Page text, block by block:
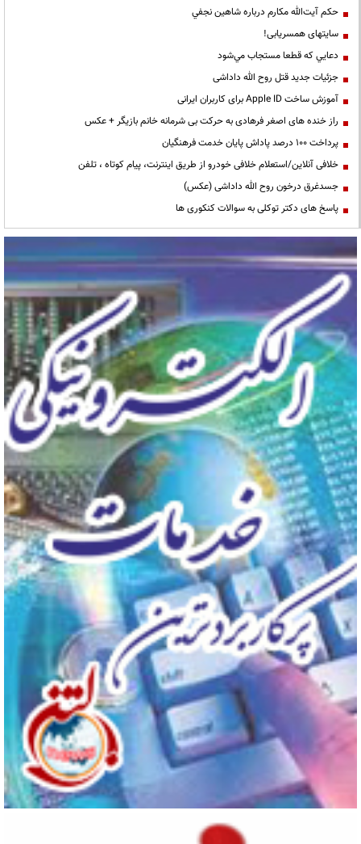
حكم آيت‌الله مكارم درباره شاهين نجفي
سایتهای همسریابی!
دعايي كه قطعا مستجاب مي‌شود
جزئیات جدید قتل روح الله داداشی
آموزش ساخت Apple ID برای کاربران ایرانی
راز خنده های اصغر فرهادی به حرکت بی شرمانه خانم بازیگر + عکس
پرداخت ۱۰۰ درصد پاداش پایان خدمت فرهنگیان
خلافی آنلاین/استعلام خلافی خودرو از طریق اینترنت، پیام کوتاه ، تلفن
جسدغرق درخون روح الله داداشی (عکس)
پاسخ های دکتر توکلی به سوالات کنکوری ها